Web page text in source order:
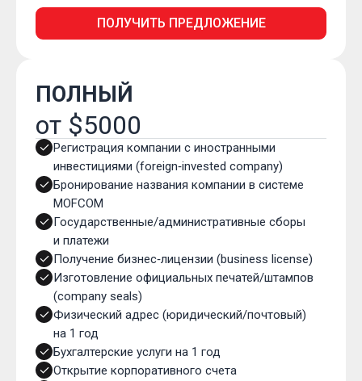
ПОЛУЧИТЬ ПРЕДЛОЖЕНИЕ
ПОЛНЫЙ
от $5000
Регистрация компании с иностранными
инвестициями (foreign‑invested company)
Бронирование названия компании в системе
MOFCOM
Государственные/административные сборы
и платежи
Получение бизнес‑лицензии (business license)
Изготовление официальных печатей/штампов
(company seals)
Физический адрес (юридический/почтовый)
на 1 год
Бухгалтерские услуги на 1 год
Открытие корпоративного счета